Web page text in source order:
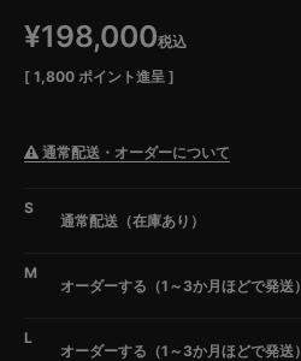
¥198,000税込
[ 1,800 ポイント進呈 ]
通常配送・オーダーについて
S
通常配送（在庫あり）
M
オーダーする（1～3か月ほどで発送）
L
オーダーする（1～3か月ほどで発送）